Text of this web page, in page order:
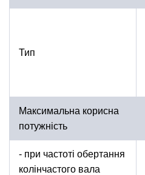
Тип
Максимальна корисна
потужність
- при частоті обертання
колінчастого вала